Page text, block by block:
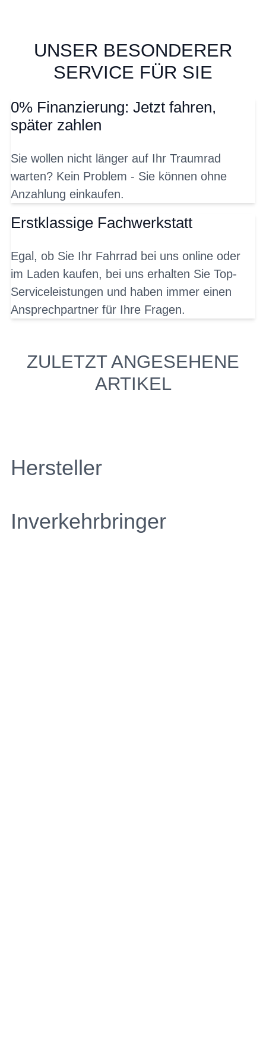
UNSER BESONDERER
SERVICE FÜR SIE
0% Finanzierung: Jetzt fahren,
später zahlen
Sie wollen nicht länger auf Ihr Traumrad
warten? Kein Problem - Sie können ohne
Anzahlung einkaufen.
Erstklassige Fachwerkstatt
Egal, ob Sie Ihr Fahrrad bei uns online oder
im Laden kaufen, bei uns erhalten Sie Top-
Serviceleistungen und haben immer einen
Ansprechpartner für Ihre Fragen.
ZULETZT ANGESEHENE
ARTIKEL
Hersteller
Inverkehrbringer